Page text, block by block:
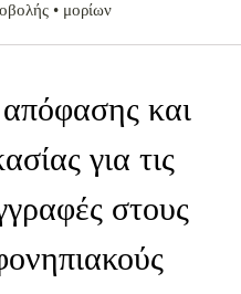
• μορίων
και
για τις
στους